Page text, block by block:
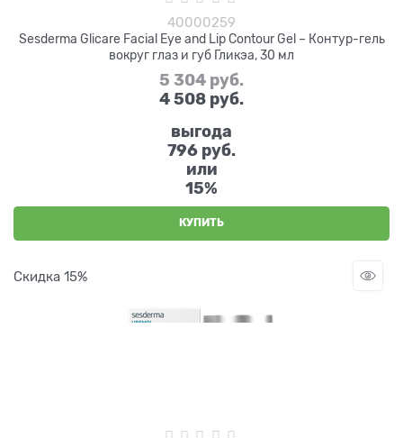
40000259
Sesderma Glicare Facial Eye and Lip Contour Gel – Контур-гель
вокруг глаз и губ Гликэа, 30 мл
5 304 руб.
4 508 руб.
выгода
796 руб.
или
15%
КУПИТЬ
Скидка 15%